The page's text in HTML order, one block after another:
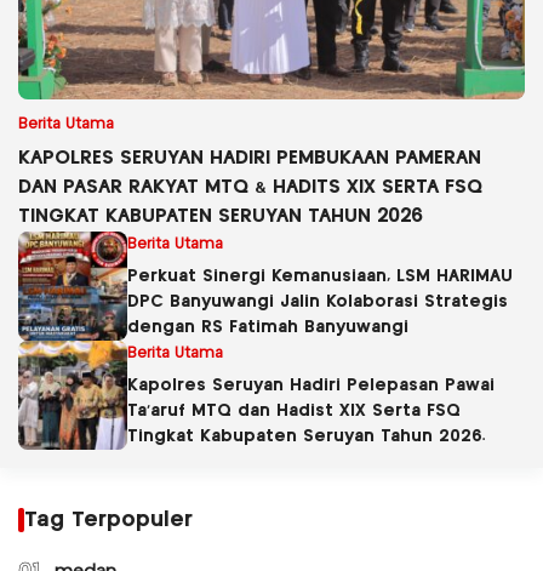
Berita Utama
KAPOLRES SERUYAN HADIRI PEMBUKAAN PAMERAN
DAN PASAR RAKYAT MTQ & HADITS XIX SERTA FSQ
TINGKAT KABUPATEN SERUYAN TAHUN 2026
Berita Utama
Perkuat Sinergi Kemanusiaan, LSM HARIMAU
DPC Banyuwangi Jalin Kolaborasi Strategis
dengan RS Fatimah Banyuwangi
Berita Utama
Kapolres Seruyan Hadiri Pelepasan Pawai
Ta’aruf MTQ dan Hadist XlX Serta FSQ
Tingkat Kabupaten Seruyan Tahun 2026.
Tag Terpopuler